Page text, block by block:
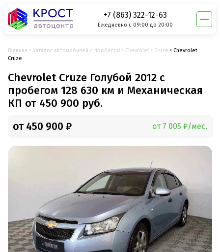
+7 (863) 322-12-63
Ежедневно с 09:00 до 20:00
Главная Каталог автомобилей с пробегом Chevrolet Cruze
Chevrolet
Cruze
Chevrolet Cruze Голубой 2012 с
пробегом 128 630 км и Механическая
КП от 450 900 руб.
от 450 900 ₽ от 7 005 ₽/мес.